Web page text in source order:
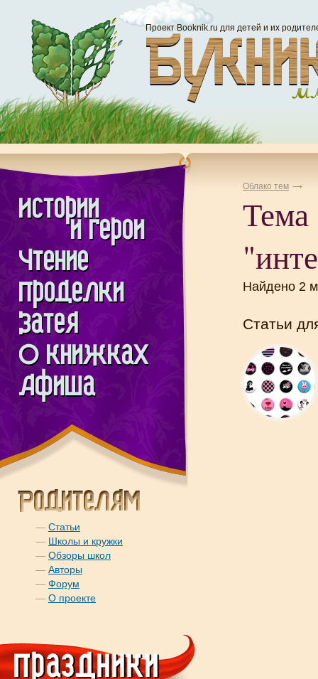
Проект Booknik.ru для детей и их
— Статьи
— Школы и кружки
— Обзоры школ
— Авторы
— Форум
— О проекте
Облако тем
Тема
Найдено 2
Статьи